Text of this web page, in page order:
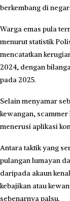
berkembang di
Warga emas pula
menurut statistik
mencatatkan
2024, dengan
pada 2025.
Selain menyamar
kewangan,
menerusi aplikasi
Antara taktik yang
pulangan lumayan
daripada akaun
kebajikan atau
sebenarnya palsu.